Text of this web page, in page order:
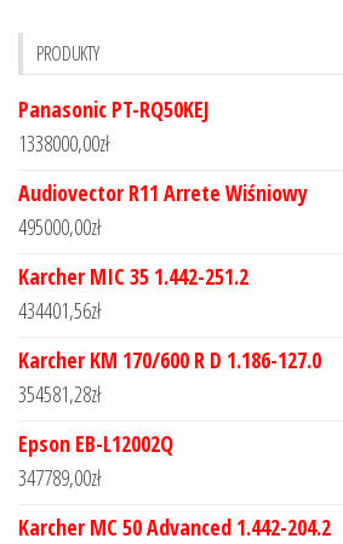
PRODUKTY
Panasonic PT-RQ50KEJ
1338000,00zł
Audiovector R11 Arrete Wiśniowy
495000,00zł
Karcher MIC 35 1.442-251.2
434401,56zł
Karcher KM 170/600 R D 1.186-127.0
354581,28zł
Epson EB-L12002Q
347789,00zł
Karcher MC 50 Advanced 1.442-204.2